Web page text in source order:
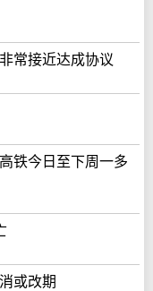
常接近达成协议
铁今日至下周一多
或改期